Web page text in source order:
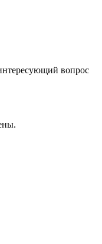
вопрос